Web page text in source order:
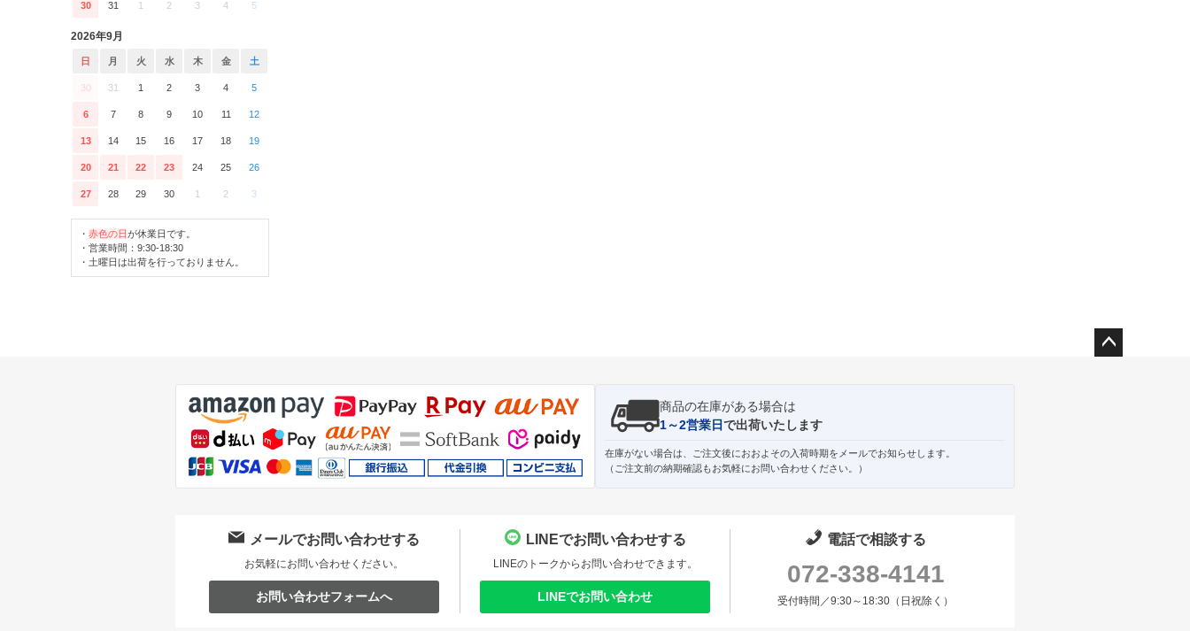
30 31 1 2 3 4 5
2026年9月
日 月 火 水 木 金 土
30 31 1 2 3 4 5
6 7 8 9 10 11 12
13 14 15 16 17 18 19
20 21 22 23 24 25 26
27 28 29 30 1 2 3
・ 赤色の日が休業日です。
・営業時間：9:30-18:30
・土曜日は出荷を行っておりません。
商品の在庫がある場合は
1～2営業日で出荷いたします
在庫がない場合は、ご注文後におおよその入荷時期をメールでお知らせします。
（ご注文前の納期確認もお気軽にお問い合わせください。）
メールでお問い合わせする
お気軽にお問い合わせください。
お問い合わせフォームへ
LINEでお問い合わせする
LINEのトークからお問い合わせできます。
LINEでお問い合わせ
電話で相談する
072-338-4141
受付時間／9:30～18:30（日祝除く）